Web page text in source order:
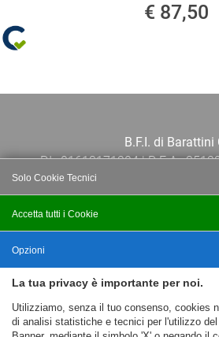
€ 87,50
B.F.I. di Barattini
P.I.: 01613171204 | R.E.A.:
Po 13E, 40139, Bologna |
444638 | Email:
Privacy policy
Cookie policy
La tua privacy è importante per noi.
Utilizziamo, senza il tuo consenso, cookies
di analisi statistiche e tecnici per l'utilizzo
Accetta tutti i Cookie
Solo Cookie Tecnici
Salva
Opzioni
Nascondi Opzioni